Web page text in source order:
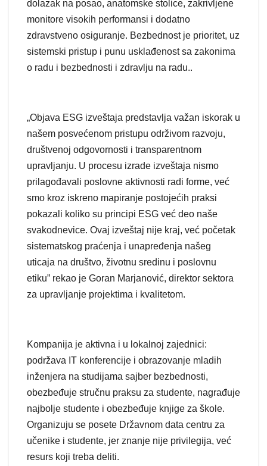
dolazak na posao, anatomske stolice, zakrivljene
monitore visokih performansi i dodatno
zdravstveno osiguranje. Bezbednost je prioritet, uz
sistemski pristup i punu usklađenost sa zakonima
o radu i bezbednosti i zdravlju na radu..
„Objava ESG izveštaja predstavlja važan iskorak u
našem posvećenom pristupu održivom razvoju,
društvenoj odgovornosti i transparentnom
upravljanju. U procesu izrade izveštaja nismo
prilagođavali poslovne aktivnosti radi forme, već
smo kroz iskreno mapiranje postojećih praksi
pokazali koliko su principi ESG već deo naše
svakodnevice. Ovaj izveštaj nije kraj, već početak
sistematskog praćenja i unapređenja našeg
uticaja na društvo, životnu sredinu i poslovnu
etiku” rekao je Goran Marjanović, direktor sektora
za upravljanje projektima i kvalitetom.
Kompanija je aktivna i u lokalnoj zajednici:
podržava IT konferencije i obrazovanje mladih
inženjera na studijama sajber bezbednosti,
obezbeđuje stručnu praksu za studente, nagrađuje
najbolje studente i obezbeđuje knjige za škole.
Organizuju se posete Državnom data centru za
učenike i studente, jer znanje nije privilegija, već
resurs koji treba deliti.